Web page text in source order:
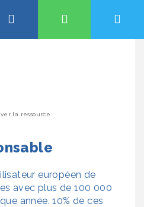
Raccordement
et Services
Contact
OU ENCORE
l’eau et des travaux en cours
ou ville, pour commencer une
de la ville ci-dessous.
le nom de votre ville
la ressource
européen de
avec plus de 100 000
année. 10% de ces